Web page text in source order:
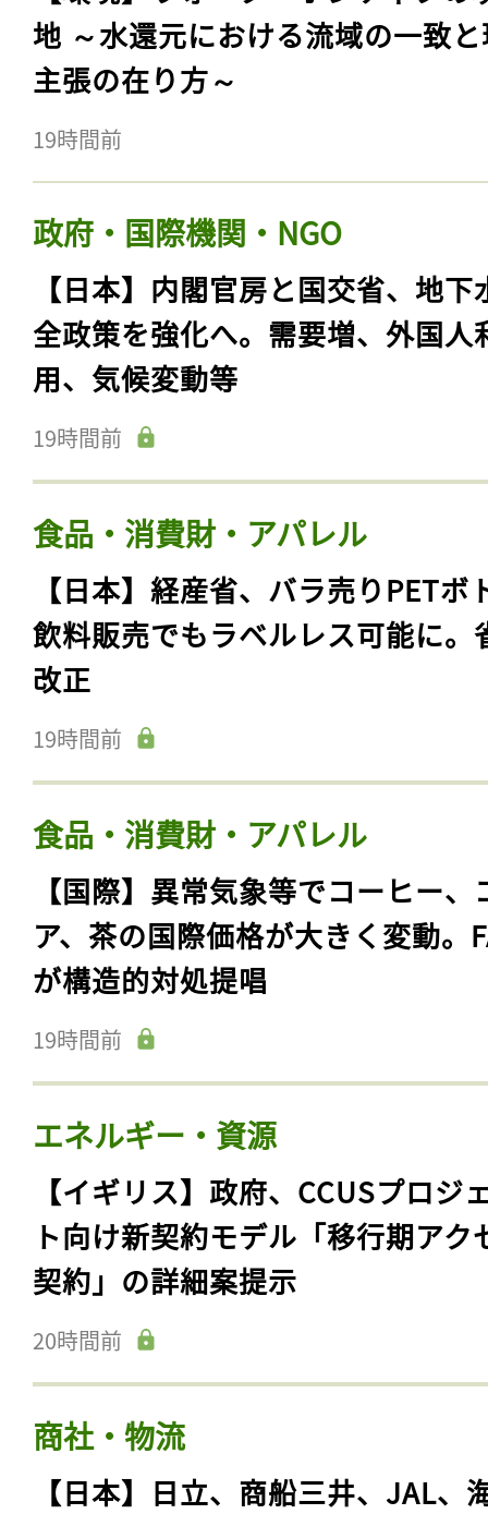
地 ～水還元における流域の一致
主張の在り方～
19時間前
政府・国際機関・NGO
【日本】内閣官房と国交省、地下
全政策を強化へ。需要増、外国人
用、気候変動等
19時間前
食品・消費財・アパレル
【日本】経産省、バラ売りPETボ
飲料販売でもラベルレス可能に。
改正
19時間前
食品・消費財・アパレル
【国際】異常気象等でコーヒー、
ア、茶の国際価格が大きく変動。
が構造的対処提唱
19時間前
エネルギー・資源
【イギリス】政府、CCUSプロジ
ト向け新契約モデル「移行期アク
契約」の詳細案提示
20時間前
商社・物流
【日本】日立、商船三井、JAL、